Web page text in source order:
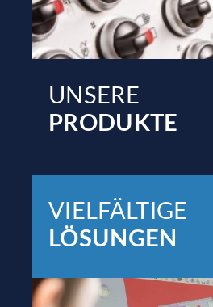
UNSERE
PRODUKTE
VIELFÄLTIGE
LÖSUNGEN